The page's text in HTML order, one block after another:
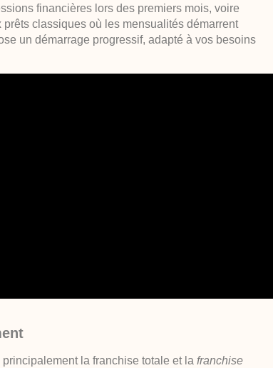
financières lors des premiers mois, voire
classiques où les mensualités démarrent
un démarrage progressif, adapté à vos besoins
principalement lafranchise totale et lafranchise